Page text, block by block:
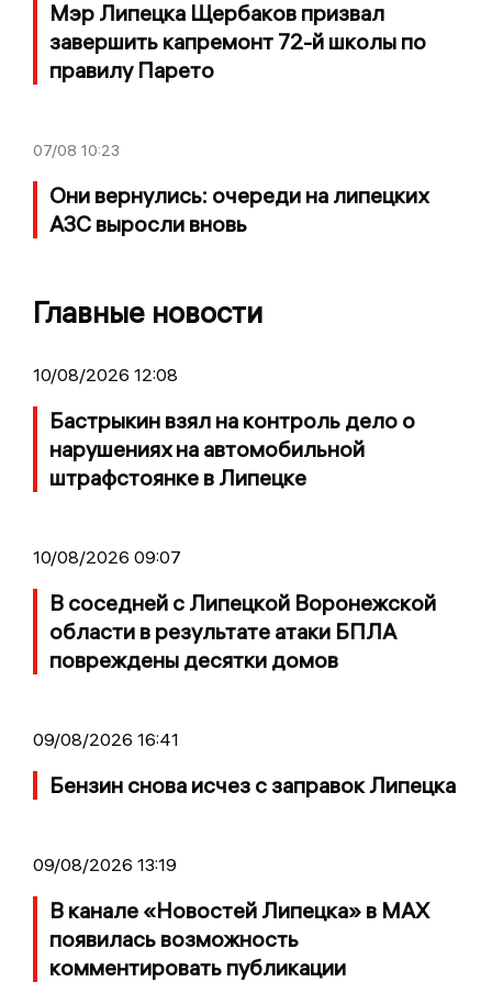
Мэр Липецка Щербаков призвал
завершить капремонт 72-й школы по
правилу Парето
07/08 10:23
Они вернулись: очереди на липецких
АЗС выросли вновь
Главные новости
10/08/2026 12:08
Бастрыкин взял на контроль дело о
нарушениях на автомобильной
штрафстоянке в Липецке
10/08/2026 09:07
В соседней с Липецкой Воронежской
области в результате атаки БПЛА
повреждены десятки домов
09/08/2026 16:41
Бензин снова исчез с заправок Липецка
09/08/2026 13:19
В канале «Новостей Липецка» в MAX
появилась возможность
комментировать публикации